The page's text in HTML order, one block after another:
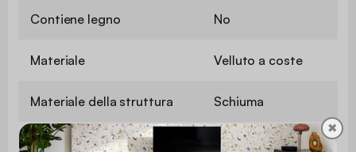
Contiene legno No
Materiale Velluto a coste
Materiale della struttura Schiuma
Rivestimento del sedile Velluto a coste
✖